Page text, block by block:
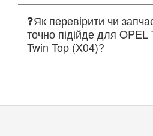
❓Як перевірити чи
точно підійде для
Twin Top (X04)?